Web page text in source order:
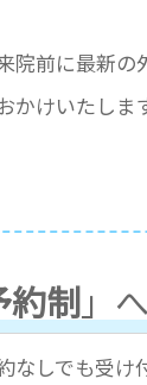
前に最新の
かけいたし
約制」
なしでも受